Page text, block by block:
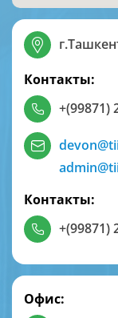
Контакты:
+(99871)
Контакты:
+(99871)
Офис: